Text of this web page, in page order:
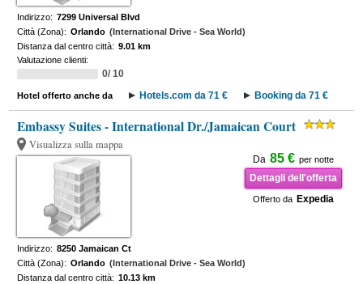
Indirizzo: 7299 Universal Blvd
Città (Zona): Orlando (International Drive - Sea World)
Distanza dal centro città: 9.01 km
Valutazione clienti:
0/ 10
Hotel offerto anche da Hotels.com da 71 € Booking da 71 €
Embassy Suites - International Dr./Jamaican Court
Visualizza sulla mappa
Da 85 € per notte
Dettagli dell'offerta
Offerto da Expedia
Indirizzo: 8250 Jamaican Ct
Città (Zona): Orlando (International Drive - Sea World)
Distanza dal centro città: 10.13 km